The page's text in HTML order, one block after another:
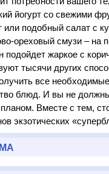
йогурт со свежими
или подобный салат с
ореховый смузи – на
подойдет жаркое с
тысячи других
все
блюд. И вы не
Вместе с тем,
экзотических